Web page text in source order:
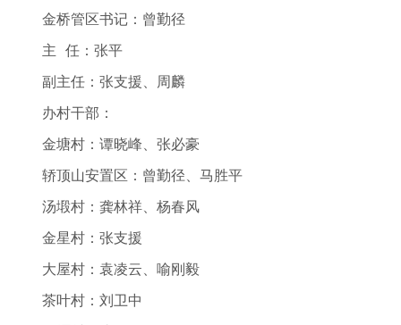
金桥管区书记：曾勤径
主 任：张平
副主任：张支援、周麟
办村干部：
金塘村：谭晓峰、张必豪
轿顶山安置区：曾勤径、马胜平
汤塅村：龚林祥、杨春风
金星村：张支援
大屋村：袁凌云、喻刚毅
茶叶村：刘卫中